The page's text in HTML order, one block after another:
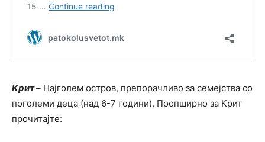
Крит – Најголем остров, препорачливо за семејства со
поголеми деца (над 6-7 години). Поопширно за Крит
прочитајте: